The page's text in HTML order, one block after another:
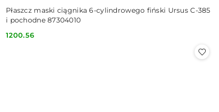
Płaszcz maski ciągnika 6-cylindrowego fiński Ursus C-385
i pochodne 87304010
Cena:
1200.56